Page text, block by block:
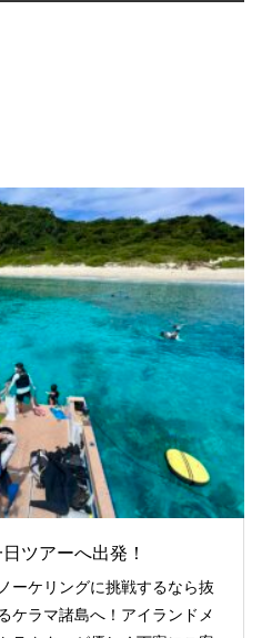
ツアーへ出発！
ーケリングに挑戦するなら抜
ケラマ諸島へ！アイランドメ